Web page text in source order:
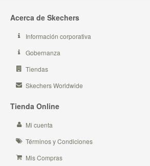
Acerca de Skechers
Información corporativa
Gobernanza
Tiendas
Skechers Worldwide
Tienda Online
Mi cuenta
Términos y Condiciones
Mis Compras